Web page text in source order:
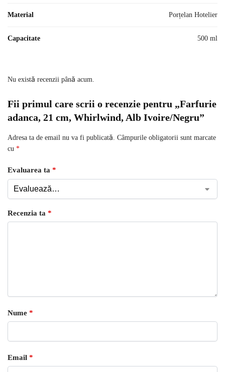
Material Porțelan Hotelier
Capacitate 500 ml
Nu există recenzii până acum.
Fii primul care scrii o recenzie pentru „Farfurie
adanca, 21 cm, Whirlwind, Alb Ivoire/Negru”
Adresa ta de email nu va fi publicată. Câmpurile obligatorii sunt marcate
cu *
Evaluarea ta *
Recenzia ta *
Nume *
Email *